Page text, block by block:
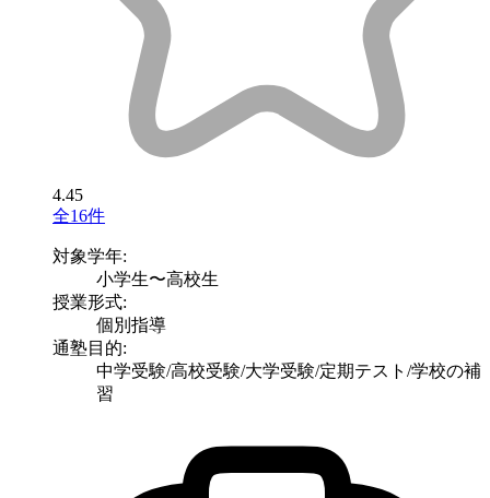
4.45
全16件
対象学年:
小学生〜高校生
授業形式:
個別指導
通塾目的:
中学受験/高校受験/大学受験/定期テスト/学校の補
習